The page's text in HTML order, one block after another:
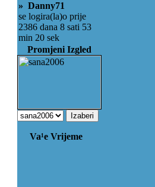
» Danny71
se logira(la)o prije
2386 dana 8 sati 53
min 20 sek
Promjeni Izgled
Va¹e Vrijeme